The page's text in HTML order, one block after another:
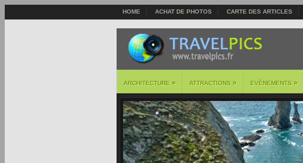
HOME ACHAT DE PHOTOS CARTE DES ARTICLES
ARCHITECTURE » ATTRACTIONS » EVÈNEMENTS »